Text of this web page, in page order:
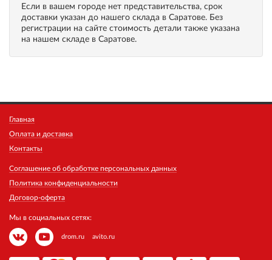
Если в вашем городе нет представительства, срок
доставки указан до нашего склада в Саратове. Без
регистрации на сайте стоимость детали также указана
на нашем складе в Саратове.
Главная
Оплата и доставка
Контакты
Соглашение об обработке персональных данных
Политика конфиденциальности
Договор-оферта
Мы в социальных сетях:
drom.ru avito.ru